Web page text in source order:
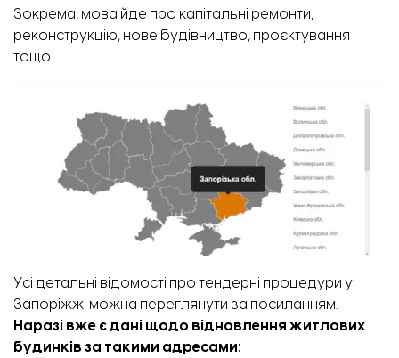
Зокрема, мова йде про капітальні ремонти,
реконструкцію, нове будівництво, проєктування
тощо.
Усі детальні відомості про тендерні процедури у
Запоріжжі можна переглянути за посиланням.
Наразі вже є дані щодо відновлення житлових
будинків за такими адресами: